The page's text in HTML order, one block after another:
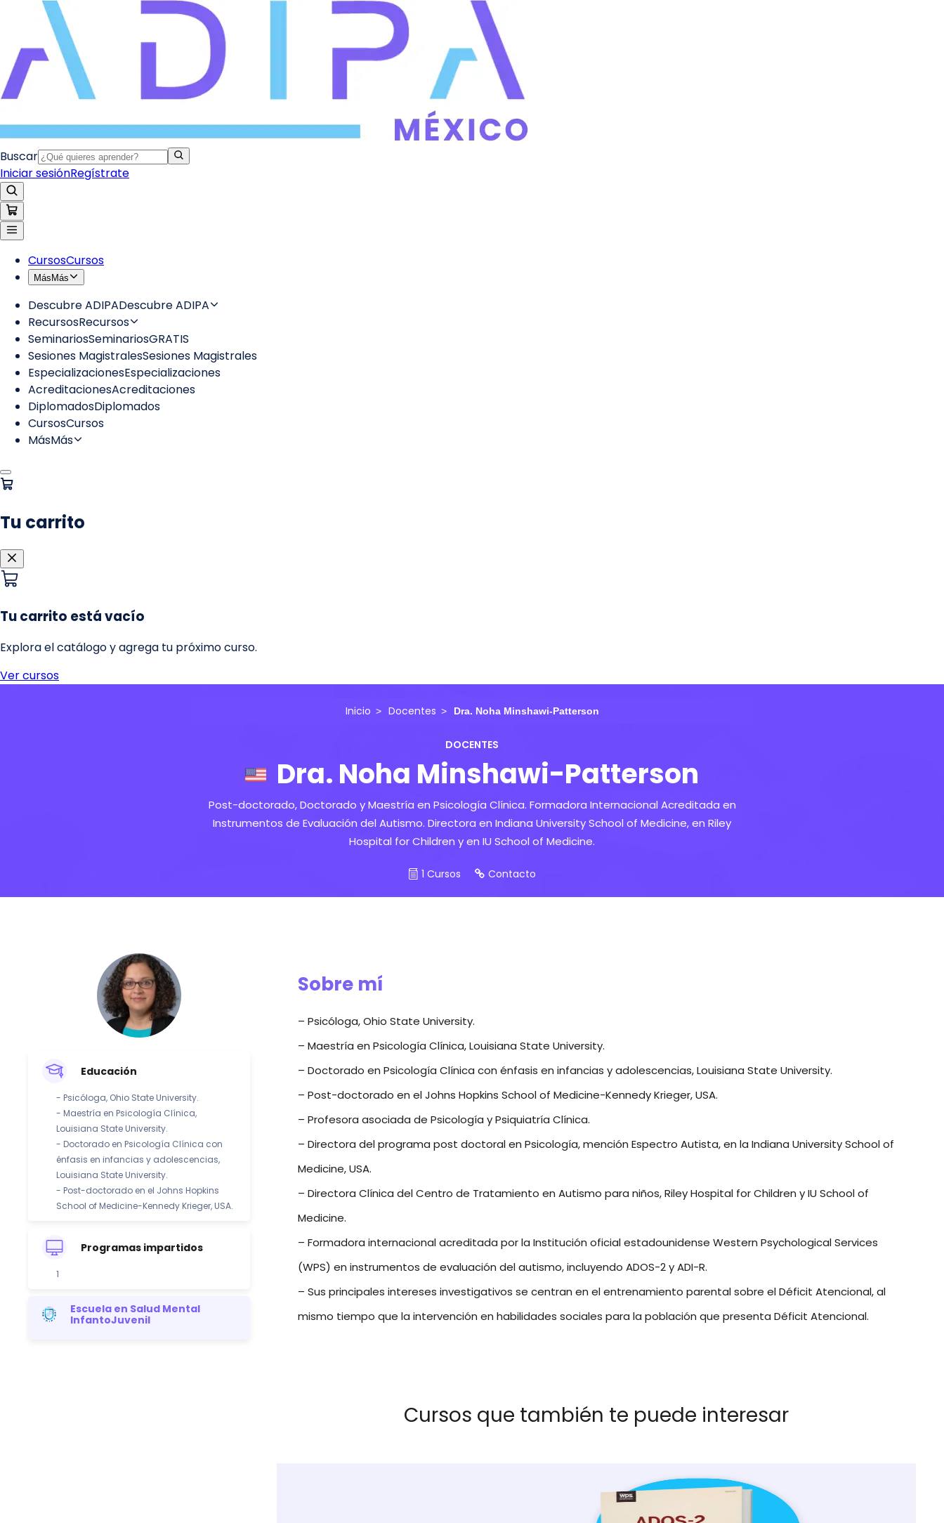
Inicio Docentes Dra. Noha Minshawi-Patterson
DOCENTES
Dra. Noha Minshawi-Patterson
Post-doctorado, Doctorado y Maestría en Psicología Clínica. Formadora Internacional Acreditada en
Instrumentos de Evaluación del Autismo. Directora en Indiana University School of Medicine, en Riley
Hospital for Children y en IU School of Medicine.
1 Cursos Contacto
Educación
- Psicóloga, Ohio State University.
- Maestría en Psicología Clínica,
Louisiana State University.
- Doctorado en Psicología Clínica con
énfasis en infancias y adolescencias,
Louisiana State University.
- Post-doctorado en el Johns Hopkins
School of Medicine-Kennedy Krieger, USA.
Programas impartidos
1
Escuela en Salud Mental
InfantoJuvenil
Sobre mí
– Psicóloga, Ohio State University.
– Maestría en Psicología Clínica, Louisiana State University.
– Doctorado en Psicología Clínica con énfasis en infancias y adolescencias, Louisiana State University.
– Post-doctorado en el Johns Hopkins School of Medicine-Kennedy Krieger, USA.
– Profesora asociada de Psicología y Psiquiatría Clínica.
– Directora del programa post doctoral en Psicología, mención Espectro Autista, en la Indiana University School of
Medicine, USA.
– Directora Clínica del Centro de Tratamiento en Autismo para niños, Riley Hospital for Children y IU School of
Medicine.
– Formadora internacional acreditada por la Institución oficial estadounidense Western Psychological Services
(WPS) en instrumentos de evaluación del autismo, incluyendo ADOS-2 y ADI-R.
– Sus principales intereses investigativos se centran en el entrenamiento parental sobre el Déficit Atencional, al
mismo tiempo que la intervención en habilidades sociales para la población que presenta Déficit Atencional.
Cursos que también te puede interesar